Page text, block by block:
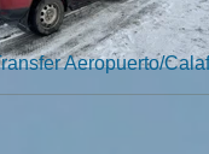
Aeropuerto/